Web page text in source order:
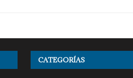
CATEGORÍAS